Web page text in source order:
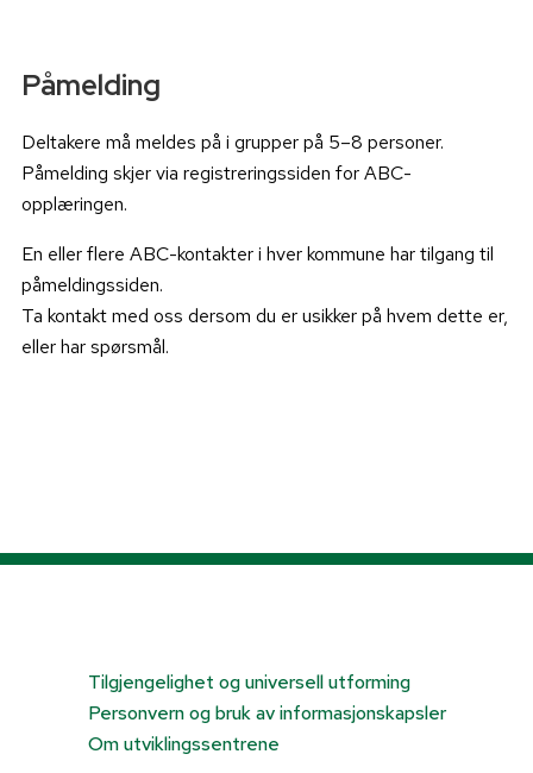
Påmelding
Deltakere må meldes på i grupper på 5–8 personer.
Påmelding skjer via registreringssiden for ABC-
opplæringen.
En eller flere ABC-kontakter i hver kommune har tilgang til
påmeldingssiden.
Ta kontakt med oss dersom du er usikker på hvem dette er,
eller har spørsmål.
Tilgjengelighet og universell utforming
Personvern og bruk av informasjonskapsler
Om utviklingssentrene